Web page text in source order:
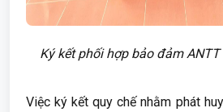
Ký kết phối hợp bảo đảm
Việc ký kết quy chế nhằm phát